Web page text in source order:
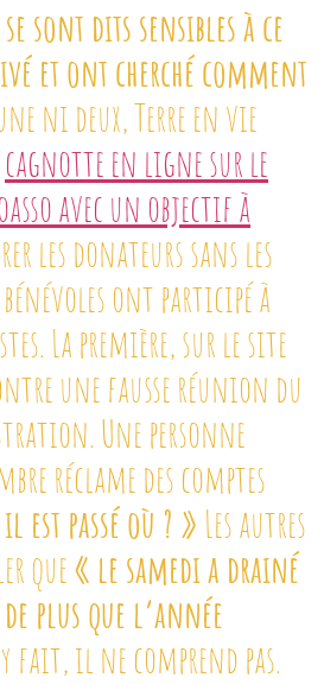
sont dits sensibles à ce
et ont cherché comment
ni deux, Terre en vie
cagnotte en ligne sur le
avec un objectif à
les donateurs sans les
ont participé à
La première, sur le site
une fausse réunion du
Une personne
réclame des comptes
est passé où ? » Les autres
que« le samedi a drainé
plus que l’année
fait, il ne comprend pas.